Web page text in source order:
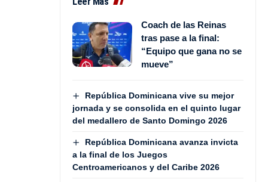
Coach de las Reinas
tras pase a la final:
“Equipo que gana no se
mueve”
República Dominicana vive su mejor
jornada y se consolida en el quinto lugar
del medallero de Santo Domingo 2026
República Dominicana avanza invicta
a la final de los Juegos
Centroamericanos y del Caribe 2026